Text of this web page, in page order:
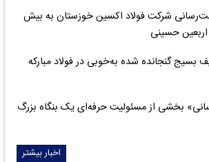
شرکت فولاد اکسین خوزستان به بیش
بسیج گنجانده شده به‌خوبی در فولاد مبارکه
بخشی از مسئولیت حرفه‌ای یک بنگاه بزرگ
اخبار بیشتر